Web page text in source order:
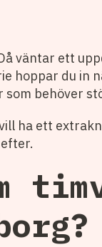
väntar ett
hoppar du in
behöver
ha ett